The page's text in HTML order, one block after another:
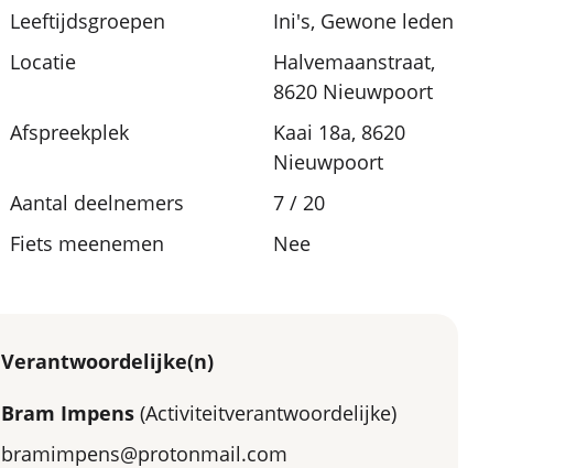
Leeftijdsgroepen
Ini's, Gewone leden
Locatie
Halvemaanstraat,
8620 Nieuwpoort
Afspreekplek
Kaai 18a, 8620
Nieuwpoort
Aantal deelnemers
7 / 20
Fiets meenemen
Nee
Verantwoordelijke(n)
Bram Impens (Activiteitverantwoordelijke)
bramimpens@protonmail.com